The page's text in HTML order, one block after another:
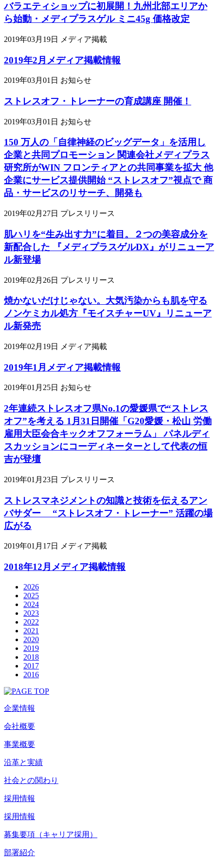
バラエティショップに初展開！九州北部エリアか
ら始動・メディプラスゲル ミニ45g 価格改定
2019年03月19日 メディア掲載
2019年2月メディア掲載情報
2019年03月01日 お知らせ
ストレスオフ・トレーナーの育成講座 開催！
2019年03月01日 お知らせ
150 万人の「自律神経のビッグデータ」を活用し
企業と共同プロモーション 関連会社メディプラス
研究所がWIN フロンティアとの共同事業を拡大 他
企業にサービス提供開始 “ストレスオフ”視点で 商
品・サービスのリサーチ、開発も
2019年02月27日 プレスリリース
肌ハリを“生み出す力”に着目。２つの美容成分を
新配合した 『メディプラスゲルDX』がリニューア
ル新登場
2019年02月26日 プレスリリース
焼かないだけじゃない。大気汚染からも肌を守る
ノンケミカル処方『モイスチャーUV』リニューア
ル新発売
2019年02月19日 メディア掲載
2019年1月メディア掲載情報
2019年01月25日 お知らせ
2年連続ストレスオフ県No.1の愛媛県で“ストレス
オフ”を考える 1月31日開催「G20愛媛・松山 労働
雇用大臣会合キックオフフォーラム」 パネルディ
スカッションにコーディネーターとして代表の恒
吉が登壇
2019年01月23日 プレスリリース
ストレスマネジメントの知識と技術を伝えるアン
バサダー “ストレスオフ・トレーナー” 活躍の場
広がる
2019年01月17日 メディア掲載
2018年12月メディア掲載情報
2026
2025
2024
2023
2022
2021
2020
2019
2018
2017
2016
企業情報
会社概要
事業概要
沿革と実績
社会との関わり
採用情報
採用情報
募集要項（キャリア採用）
部署紹介